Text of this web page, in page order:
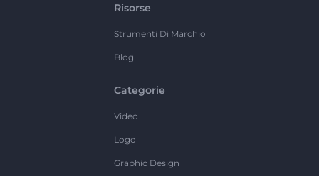
Risorse
Strumenti Di Marchio
Blog
Categorie
Video
Logo
Graphic Design